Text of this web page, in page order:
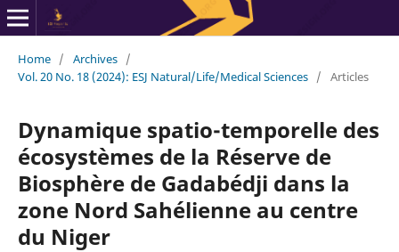
Home / Archives /
Vol. 20 No. 18 (2024): ESJ Natural/Life/Medical Sciences / Articles
Dynamique spatio-temporelle des
écosystèmes de la Réserve de
Biosphère de Gadabédji dans la
zone Nord Sahélienne au centre
du Niger